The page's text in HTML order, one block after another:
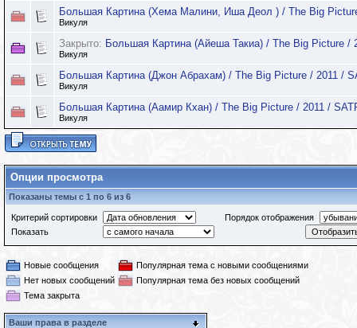
Большая Картина (Хема Малини, Иша Деол ) / The Big
Викуля
Закрыто: Большая Картина (Айеша Такиа) / The Big Picture /
Викуля
Большая Картина (Джон Абрахам) / The Big Picture / 2011 /
Викуля
Большая Картина (Аамир Кхан) / The Big Picture / 2011 /
Викуля
Опции просмотра
Показаны темы с 1 по 6 из 6
Критерий сортировки
Порядок отображения
Показать
Новые сообщения
Популярная тема с новыми сообщениями
Нет новых сообщений
Популярная тема без новых сообщений
Тема закрыта
Ваши права в разделе